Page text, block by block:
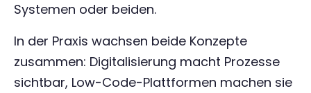
Systemen oder beiden.
In der Praxis wachsen beide Konzepte
zusammen: Digitalisierung macht Prozesse
sichtbar, Low-Code-Plattformen machen sie